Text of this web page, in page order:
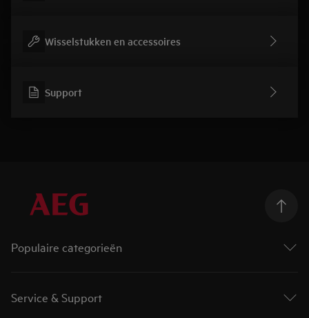
Wisselstukken en accessoires
Support
Populaire categorieën
Droogkasten
Was-droogcombinaties
Service & Support